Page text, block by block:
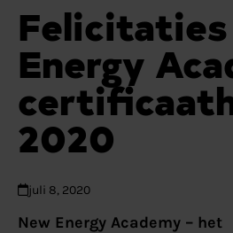
Felicitaties
Energy
2020
juli 8, 2020
New Energy Academy – het